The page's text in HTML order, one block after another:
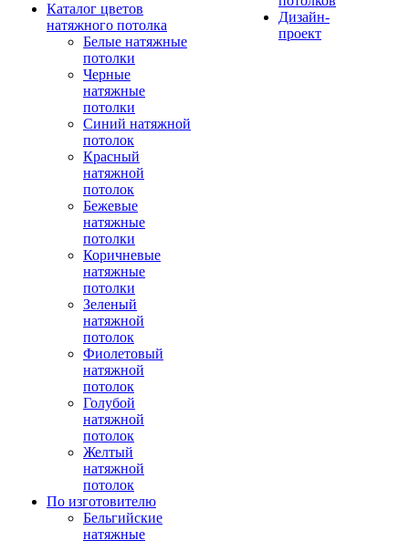
Каталог цветов
натяжного потолка
Белые натяжные
потолки
Черные
натяжные
потолки
Синий натяжной
потолок
Красный
натяжной
потолок
Бежевые
натяжные
потолки
Коричневые
натяжные
потолки
Зеленый
натяжной
потолок
Фиолетовый
натяжной
потолок
Голубой
натяжной
потолок
Желтый
натяжной
потолок
По изготовителю
Бельгийские
натяжные
Дизайн-
проект